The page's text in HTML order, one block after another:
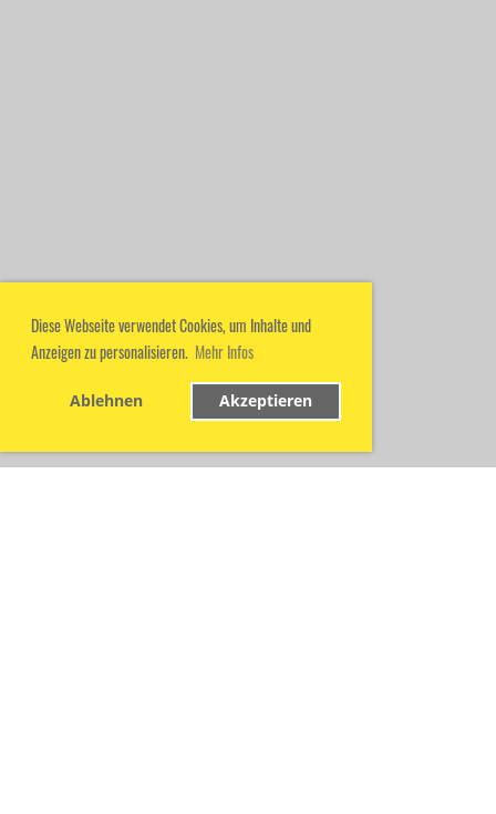
Diese Webseite verwendet Cookies, um Inhalte und
Anzeigen zu personalisieren. Mehr Infos
Ablehnen Akzeptieren